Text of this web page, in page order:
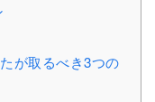
が取るべき3つの